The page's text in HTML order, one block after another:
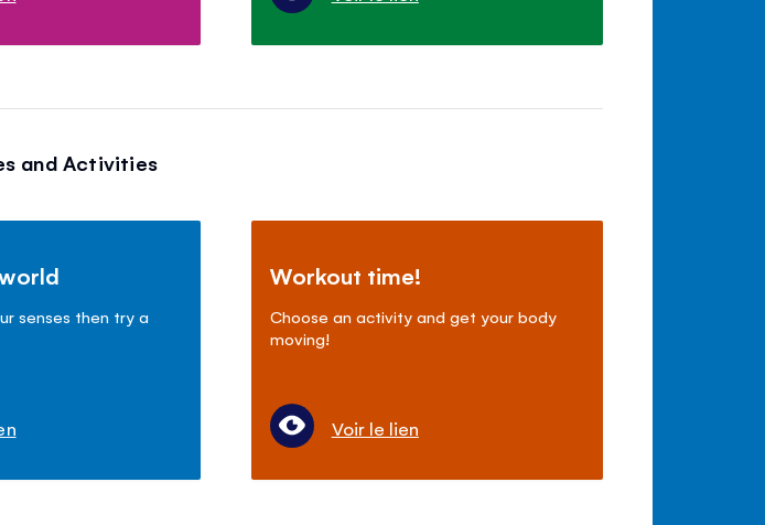
and Activities
senses then try a
Workout time!
Choose an activity and get your body
moving!
Voir le lien